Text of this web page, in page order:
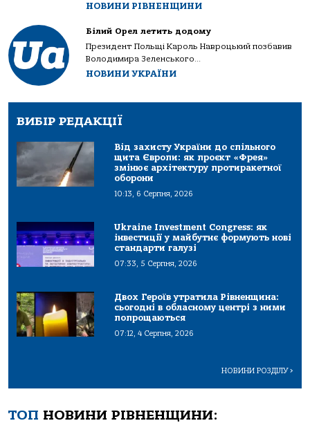
НОВИНИ РІВНЕНЩИНИ
Білий Орел летить додому
Президент Польщі Кароль Навроцький позбавив
Володимира Зеленського...
НОВИНИ УКРАЇНИ
ВИБІР РЕДАКЦІЇ
Від захисту України до спільного
щита Європи: як проєкт «Фрея»
змінює архітектуру протиракетної
оборони
10:13, 6 Серпня, 2026
Ukraine Investment Congress: як
інвестиції у майбутнє формують нові
стандарти галузі
07:33, 5 Серпня, 2026
Двох Героїв утратила Рівненщина:
сьогодні в обласному центрі з ними
попрощаються
07:12, 4 Серпня, 2026
НОВИНИ РОЗДІЛУ>
ТОП НОВИНИ РІВНЕНЩИНИ: